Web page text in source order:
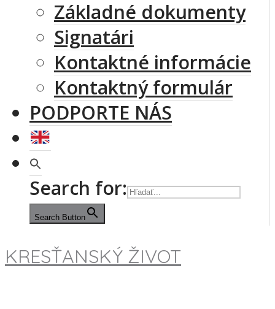
Základné dokumenty
Signatári
Kontaktné informácie
Kontaktný formulár
PODPORTE NÁS
Search for:
Search Button
KRESŤANSKÝ ŽIVOT